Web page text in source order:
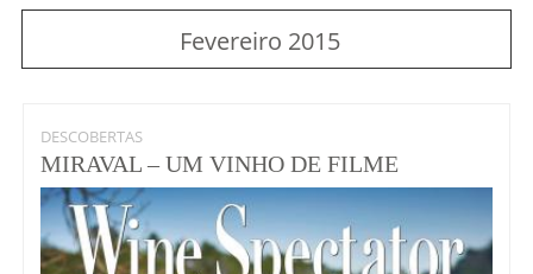
Fevereiro 2015
DESCOBERTAS
MIRAVAL – UM VINHO DE FILME